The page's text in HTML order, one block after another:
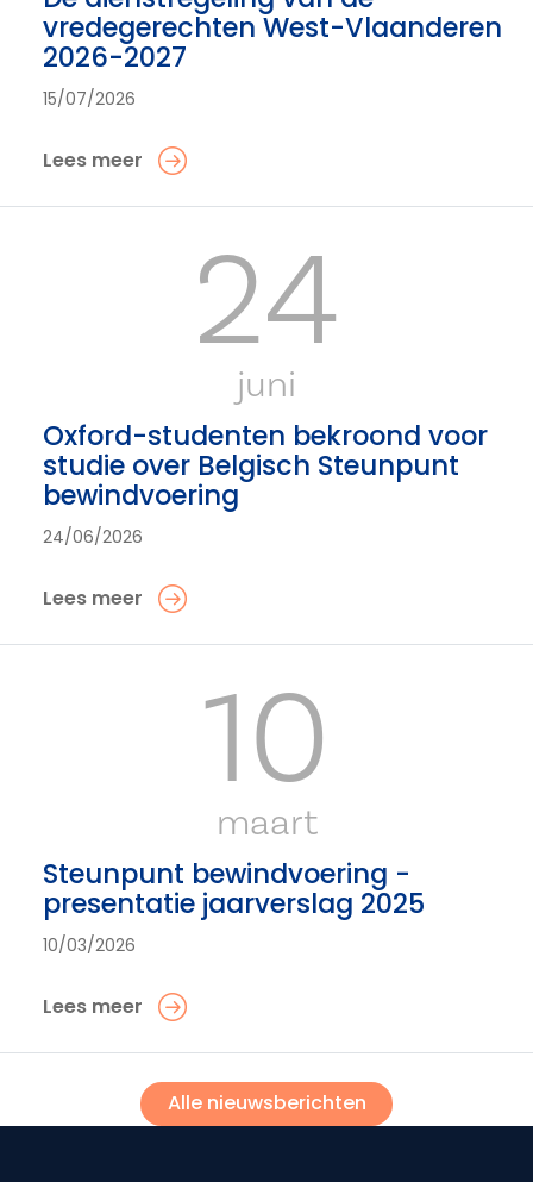
vredegerechten West-Vlaanderen
2026-2027
15/07/2026
Lees meer
24
juni
Oxford-studenten bekroond voor
studie over Belgisch Steunpunt
bewindvoering
24/06/2026
Lees meer
10
maart
Steunpunt bewindvoering -
presentatie jaarverslag 2025
10/03/2026
Lees meer
Alle nieuwsberichten